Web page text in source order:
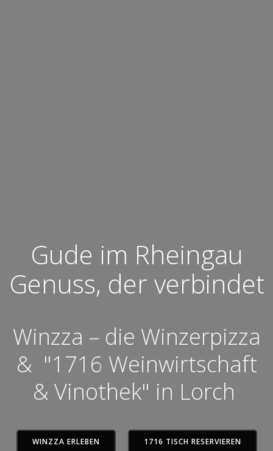
Gude im Rheingau
Genuss, der verbindet
Winzza – die Winzerpizza
& "1716 Weinwirtschaft
& Vinothek" in Lorch
WINZZA ERLEBEN 1716 TISCH RESERVIEREN